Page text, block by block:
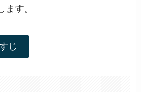
ます。
じ